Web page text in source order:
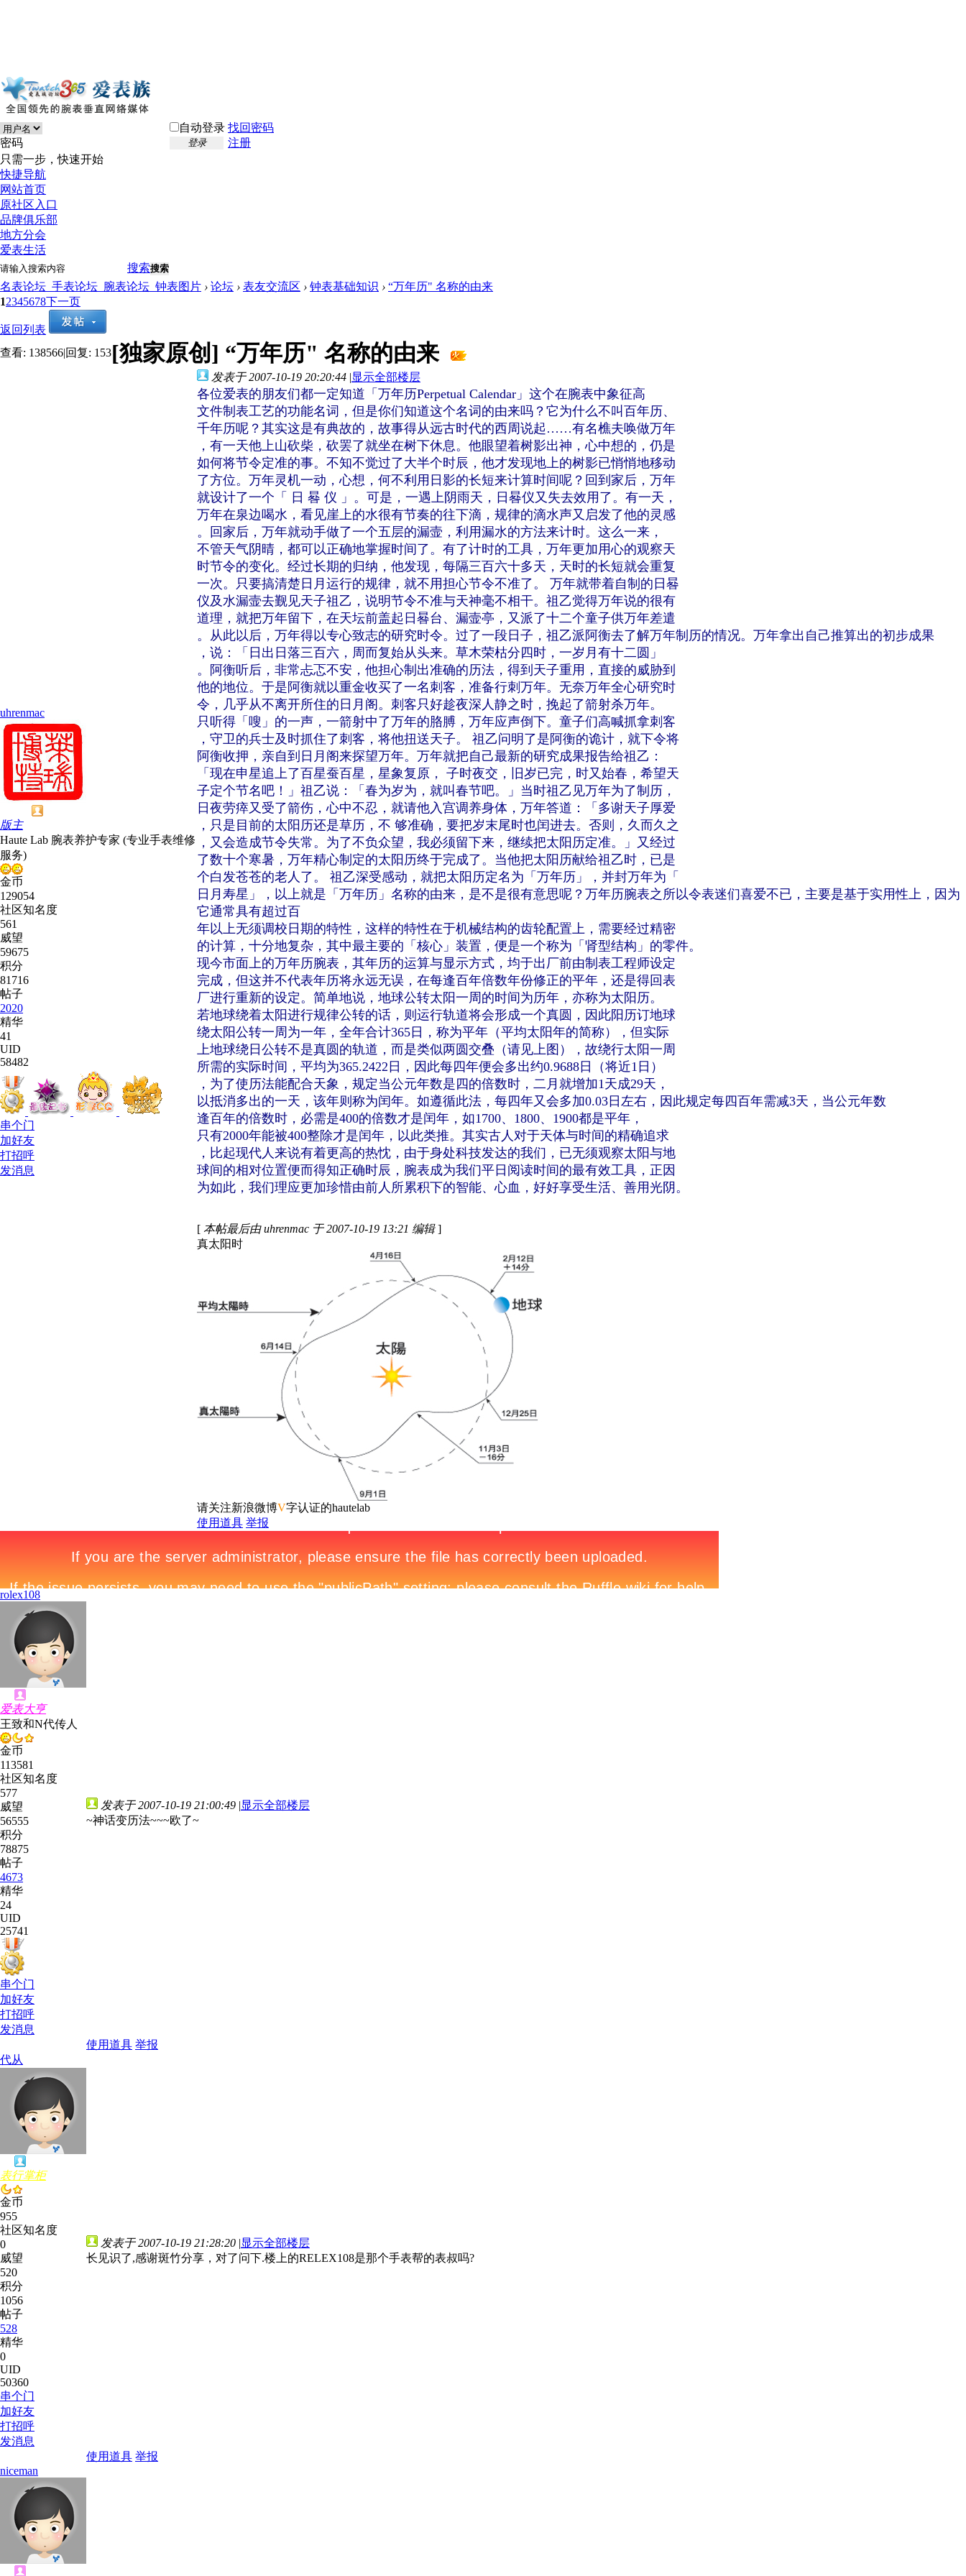
自动登录 找回密码
密码
登录
注册
只需一步，快速开始
快捷导航
网站首页
原社区入口
品牌俱乐部
地方分会
爱表生活
搜索搜索
名表论坛_手表论坛_腕表论坛_钟表图片 › 论坛 › 表友交流区 › 钟表基础知识 › “万年历" 名称的由来
12345678下一页
返回列表
查看: 138566|回复: 153[独家原创] “万年历" 名称的由来
uhrenmac
版主
Haute Lab 腕表养护专家 (专业手表维修
服务)
金币
129054
社区知名度
561
威望
59675
积分
81716
帖子
2020
精华
41
UID
58482
串个门
加好友
打招呼
发消息
发表于 2007-10-19 20:20:44 |显示全部楼层
各位爱表的朋友们都一定知道「万年历Perpetual Calendar」这个在腕表中象征高
文件制表工艺的功能名词，但是你们知道这个名词的由来吗？它为什么不叫百年历、
千年历呢？其实这是有典故的，故事得从远古时代的西周说起……有名樵夫唤做万年
，有一天他上山砍柴，砍罢了就坐在树下休息。他眼望着树影出神，心中想的，仍是
如何将节令定准的事。不知不觉过了大半个时辰，他才发现地上的树影已悄悄地移动
了方位。万年灵机一动，心想，何不利用日影的长短来计算时间呢？回到家后，万年
就设计了一个「 日 晷 仪 」。可是，一遇上阴雨天，日晷仪又失去效用了。有一天，
万年在泉边喝水，看见崖上的水很有节奏的往下滴，规律的滴水声又启发了他的灵感
。回家后，万年就动手做了一个五层的漏壸，利用漏水的方法来计时。这么一来，
不管天气阴晴，都可以正确地掌握时间了。有了计时的工具，万年更加用心的观察天
时节令的变化。经过长期的归纳，他发现，每隔三百六十多天，天时的长短就会重复
一次。只要搞清楚日月运行的规律，就不用担心节令不准了。 万年就带着自制的日晷
仪及水漏壸去觐见天子祖乙，说明节令不准与天神毫不相干。祖乙觉得万年说的很有
道理，就把万年留下，在天坛前盖起日晷台、漏壸亭，又派了十二个童子供万年差遣
。从此以后，万年得以专心致志的研究时令。过了一段日子，祖乙派阿衡去了解万年制历的情况。万年拿出自己推算出的初步成果
，说：「日出日落三百六，周而复始从头来。草木荣枯分四时，一岁月有十二圆」
。阿衡听后，非常忐忑不安，他担心制出准确的历法，得到天子重用，直接的威胁到
他的地位。于是阿衡就以重金收买了一名刺客，准备行刺万年。无奈万年全心研究时
令，几乎从不离开所住的日月阁。刺客只好趁夜深人静之时，挽起了箭射杀万年。
只听得「嗖」的一声，一箭射中了万年的胳膊，万年应声倒下。童子们高喊抓拿刺客
，守卫的兵士及时抓住了刺客，将他扭送天子。 祖乙问明了是阿衡的诡计，就下令将
阿衡收押，亲自到日月阁来探望万年。万年就把自己最新的研究成果报告给祖乙：
「现在申星追上了百星蚕百星，星象复原， 子时夜交，旧岁已完，时又始春，希望天
子定个节名吧！」祖乙说：「春为岁为，就叫春节吧。」当时祖乙见万年为了制历，
日夜劳瘁又受了箭伤，心中不忍，就请他入宫调养身体，万年答道：「多谢天子厚爱
，只是目前的太阳历还是草历，不 够准确，要把岁末尾时也闰进去。否则，久而久之
，又会造成节令失常。为了不负众望，我必须留下来，继续把太阳历定准。」又经过
了数十个寒暑，万年精心制定的太阳历终于完成了。当他把太阳历献给祖乙时，已是
个白发苍苍的老人了。 祖乙深受感动，就把太阳历定名为「万年历」，并封万年为「
日月寿星」，以上就是「万年历」名称的由来，是不是很有意思呢？万年历腕表之所以令表迷们喜爱不已，主要是基于实用性上，因为
它通常具有超过百
年以上无须调校日期的特性，这样的特性在于机械结构的齿轮配置上，需要经过精密
的计算，十分地复杂，其中最主要的「核心」装置，便是一个称为「肾型结构」的零件。
现今市面上的万年历腕表，其年历的运算与显示方式，均于出厂前由制表工程师设定
完成，但这并不代表年历将永远无误，在每逢百年倍数年份修正的平年，还是得回表
厂进行重新的设定。简单地说，地球公转太阳一周的时间为历年，亦称为太阳历。
若地球绕着太阳进行规律公转的话，则运行轨道将会形成一个真圆，因此阳历订地球
绕太阳公转一周为一年，全年合计365日，称为平年（平均太阳年的简称），但实际
上地球绕日公转不是真圆的轨道，而是类似两圆交叠（请见上图），故绕行太阳一周
所需的实际时间，平均为365.2422日，因此每四年便会多出约0.9688日（将近1日）
，为了使历法能配合天象，规定当公元年数是四的倍数时，二月就增加1天成29天，
以抵消多出的一天，该年则称为闰年。如遵循此法，每四年又会多加0.03日左右，因此规定每四百年需减3天，当公元年数
逢百年的倍数时，必需是400的倍数才是闰年，如1700、1800、1900都是平年，
只有2000年能被400整除才是闰年，以此类推。其实古人对于天体与时间的精确追求
，比起现代人来说有着更高的热忱，由于身处科技发达的我们，已无须观察太阳与地
球间的相对位置便而得知正确时辰，腕表成为我们平日阅读时间的最有效工具，正因
为如此，我们理应更加珍惜由前人所累积下的智能、心血，好好享受生活、善用光阴。
[ 本帖最后由 uhrenmac 于 2007-10-19 13:21 编辑]
真太阳时
请关注新浪微博V字认证的hautelab
使用道具 举报
rolex108
爱表大亨
王致和N代传人
金币
113581
社区知名度
577
威望
56555
积分
78875
帖子
4673
精华
24
UID
25741
串个门
加好友
打招呼
发消息
发表于 2007-10-19 21:00:49 |显示全部楼层
~神话变历法~~~欧了~
使用道具 举报
代从
表行掌柜
金币
955
社区知名度
0
威望
520
积分
1056
帖子
528
精华
0
UID
50360
串个门
加好友
打招呼
发消息
发表于 2007-10-19 21:28:20 |显示全部楼层
长见识了,感谢斑竹分享，对了问下.楼上的RELEX108是那个手表帮的表叔吗?
使用道具 举报
niceman